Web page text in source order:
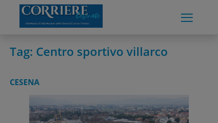
content
Tag: Centro sportivo villarco
CESENA